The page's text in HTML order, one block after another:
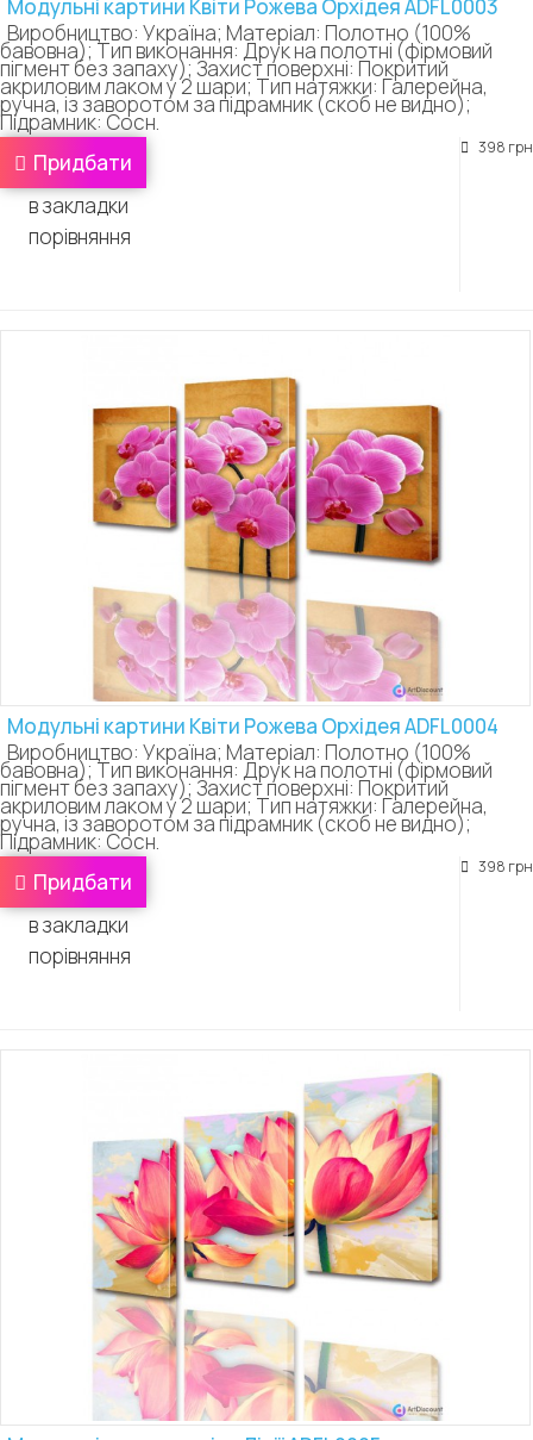
Модульні картини Квіти Рожева Орхідея ADFL0003
Виробництво: Україна; Матеріал: Полотно (100%
бавовна); Тип виконання: Друк на полотні (фірмовий
пігмент без запаху); Захист поверхні: Покритий
акриловим лаком у 2 шари; Тип натяжки: Галерейна,
ручна, із заворотом за підрамник (скоб не видно);
Підрамник: Сосн.
398 грн
Придбати
в закладки
порівняння
Модульні картини Квіти Рожева Орхідея ADFL0004
Виробництво: Україна; Матеріал: Полотно (100%
бавовна); Тип виконання: Друк на полотні (фірмовий
пігмент без запаху); Захист поверхні: Покритий
акриловим лаком у 2 шари; Тип натяжки: Галерейна,
ручна, із заворотом за підрамник (скоб не видно);
Підрамник: Сосн.
398 грн
Придбати
в закладки
порівняння